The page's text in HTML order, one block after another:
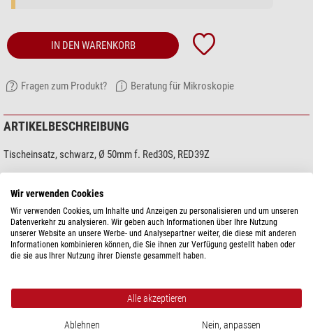
IN DEN WARENKORB
Fragen zum Produkt? Beratung für Mikroskopie
ARTIKELBESCHREIBUNG
Tischeinsatz, schwarz, Ø 50mm f. Red30S, RED39Z
Wir verwenden Cookies
Wir verwenden Cookies, um Inhalte und Anzeigen zu personalisieren und um unseren
Datenverkehr zu analysieren. Wir geben auch Informationen über Ihre Nutzung
unserer Website an unsere Werbe- und Analysepartner weiter, die diese mit anderen
Informationen kombinieren können, die Sie ihnen zur Verfügung gestellt haben oder
die sie aus Ihrer Nutzung ihrer Dienste gesammelt haben.
Alle akzeptieren
Ablehnen Nein, anpassen